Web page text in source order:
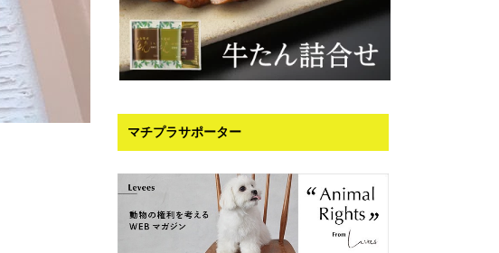
マチプラサポーター